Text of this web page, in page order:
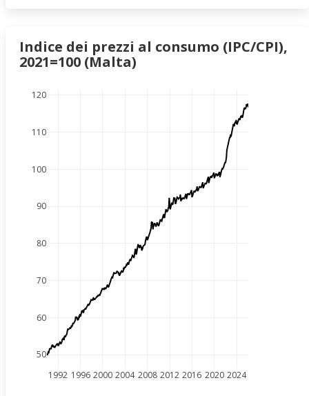
Indice dei prezzi al consumo (IPC/CPI),
2021=100 (Malta)
1992 1996 2000 2004 2008 2012 2016 2020 2024
50
60
70
80
90
100
110
120